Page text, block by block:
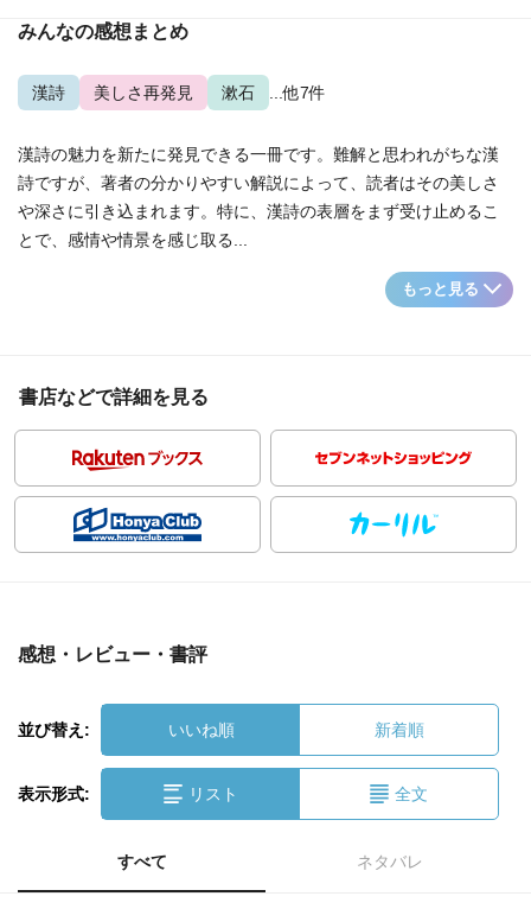
みんなの感想まとめ
漢詩 美しさ再発見 漱石 ...他7件
漢詩の魅力を新たに発見できる一冊です。難解と思われがちな漢
詩ですが、著者の分かりやすい解説によって、読者はその美しさ
や深さに引き込まれます。特に、漢詩の表層をまず受け止めるこ
とで、感情や情景を感じ取る...
もっと見る
書店などで詳細を見る
感想・レビュー・書評
並び替え: いいね順 新着順
表示形式: リスト 全文
すべて ネタバレ